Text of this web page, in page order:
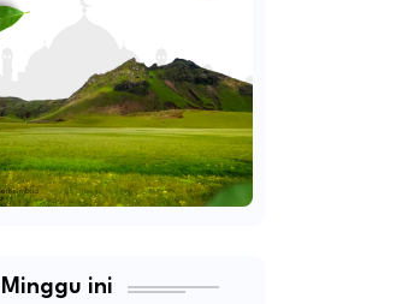
Minggu ini